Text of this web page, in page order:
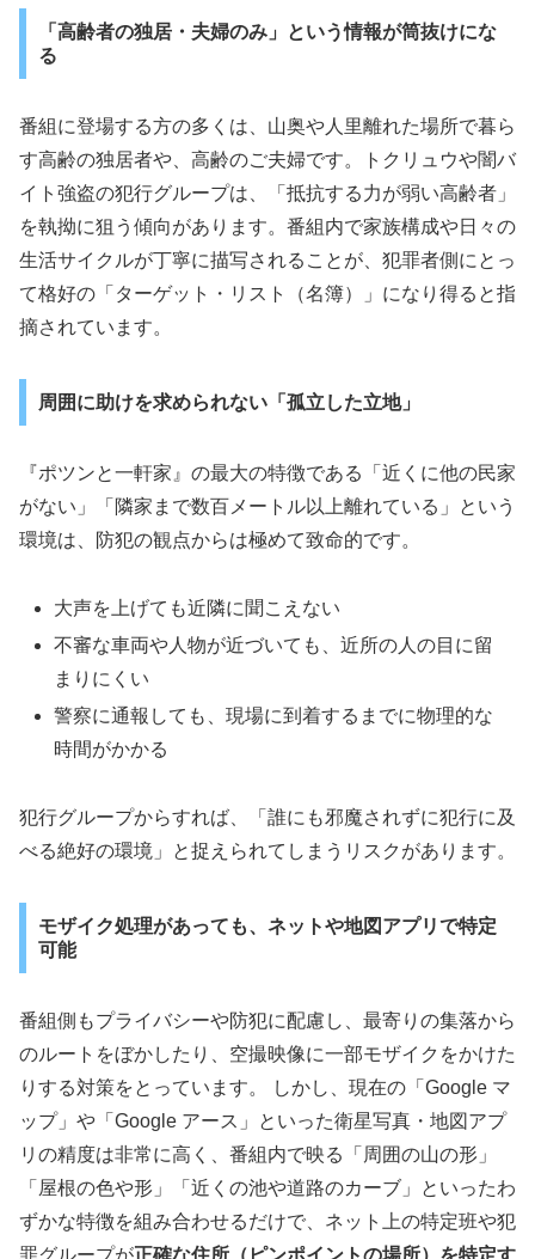
「高齢者の独居・夫婦のみ」という情報が筒抜けにな
る
番組に登場する方の多くは、山奥や人里離れた場所で暮ら
す高齢の独居者や、高齢のご夫婦です。トクリュウや闇バ
イト強盗の犯行グループは、「抵抗する力が弱い高齢者」
を執拗に狙う傾向があります。番組内で家族構成や日々の
生活サイクルが丁寧に描写されることが、犯罪者側にとっ
て格好の「ターゲット・リスト（名簿）」になり得ると指
摘されています。
周囲に助けを求められない「孤立した立地」
『ポツンと一軒家』の最大の特徴である「近くに他の民家
がない」「隣家まで数百メートル以上離れている」という
環境は、防犯の観点からは極めて致命的です。
大声を上げても近隣に聞こえない
不審な車両や人物が近づいても、近所の人の目に留
まりにくい
警察に通報しても、現場に到着するまでに物理的な
時間がかかる
犯行グループからすれば、「誰にも邪魔されずに犯行に及
べる絶好の環境」と捉えられてしまうリスクがあります。
モザイク処理があっても、ネットや地図アプリで特定
可能
番組側もプライバシーや防犯に配慮し、最寄りの集落から
のルートをぼかしたり、空撮映像に一部モザイクをかけた
りする対策をとっています。 しかし、現在の「Google マ
ップ」や「Google アース」といった衛星写真・地図アプ
リの精度は非常に高く、番組内で映る「周囲の山の形」
「屋根の色や形」「近くの池や道路のカーブ」といったわ
ずかな特徴を組み合わせるだけで、ネット上の特定班や犯
罪グループが正確な住所（ピンポイントの場所）を特定す